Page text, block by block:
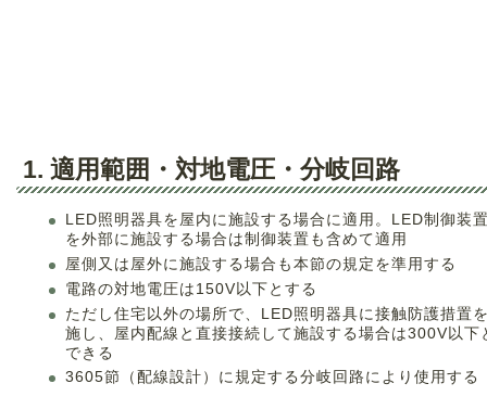
1. 適用範囲・対地電圧・分岐回路
LED照明器具を屋内に施設する場合に適用。LED制御装
を外部に施設する場合は制御装置も含めて適用
屋側又は屋外に施設する場合も本節の規定を準用する
電路の対地電圧は150V以下とする
ただし住宅以外の場所で、LED照明器具に接触防護措置
施し、屋内配線と直接接続して施設する場合は300V以下
できる
3605節（配線設計）に規定する分岐回路により使用する